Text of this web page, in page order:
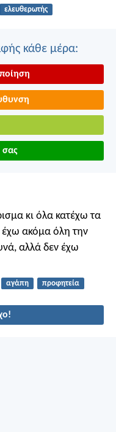
ελευθερωτής
κάθε μέρα:
σας
κι όλα κατέχω τα
έχω ακόμα όλη την
αλλά δεν έχω
αγάπη προφητεία